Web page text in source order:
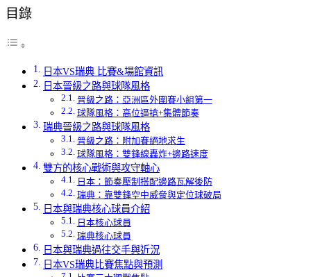
目錄
日本VS瑞典 比賽&場館資訊
日本晉級之路與球隊風格
晉級之路：亞洲區外圍賽小組第一
球隊風格：高位逼搶+集體節奏
瑞典晉級之路與球隊風格
晉級之路：附加賽絕地求生
球隊風格：雙鋒線轟炸+邊路速度
雙方的核心戰術與攻守軸心
日本：節奏壓制搭配邊路瓦解後防
瑞典：靠雙鋒空中威脅與定位球破局
日本與瑞典核心球員介紹
日本核心球員
瑞典核心球員
日本與瑞典過往交手與近況
日本VS瑞典比賽焦點與預測